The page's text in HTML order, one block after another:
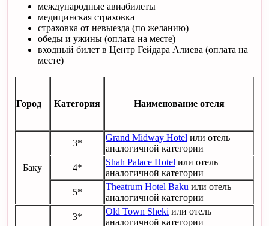
международные авиабилеты
медицинская страховка
страховка от невыезда (по желанию)
обеды и ужины (оплата на месте)
входный билет в Центр Гейдара Алиева (оплата на
месте)
Город Категория Наименование отеля
Баку
3*
Grand Midway Hotel или отель
аналогичной категории
4*
Shah Palace Hotel или отель
аналогичной категории
5*
Theatrum Hotel Baku или отель
аналогичной категории
3*
Old Town Sheki или отель
аналогичной категории